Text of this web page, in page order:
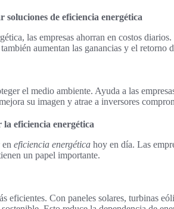
soluciones de eficiencia energética
las empresas ahorran en costos
aumentan las ganancias y el retorno
el medio ambiente. Ayuda a las
su imagen y atrae a inversores
eficiencia energética
en eficiencia energética hoy en día. Las
un papel importante.
eficientes. Con paneles solares, turbinas